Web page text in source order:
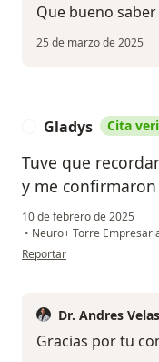
Que bueno
25 de marzo de 2025
Gladys Cita
Tuve que
y me
10 de febrero de 2025
• Neuro+ Torre
en opinión del usuario
Reportar
Dr. Andres
Gracias por tu